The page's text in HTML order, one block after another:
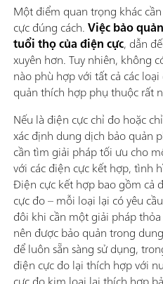
Một điểm quan trọng khác
cực đúng cách.Việc bảo
tuổi thọ của điện cực, dẫn
xuyên hơn. Tuy nhiên, không
nào phù hợp với tất cả các
quản thích hợp phụ thuộc rất
Nếu là điện cực chỉ đo hoặc
xác định dung dịch bảo quản
cần tìm giải pháp tối ưu cho
với các điện cực kết hợp, tình
Điện cực kết hợp bao gồm cả
cực đo – mỗi loại lại có yêu
đôi khi cần một giải pháp
nên được bảo quản trong
để luôn sẵn sàng sử dụng,
điện cực đo lại thích hợp với